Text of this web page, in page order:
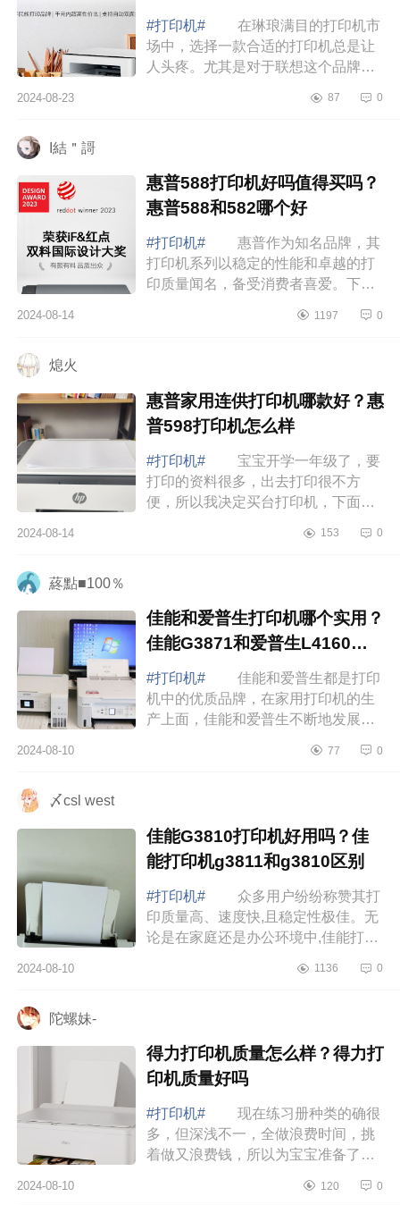
#打印机#
在琳琅满目的打印机市
场中，选择一款合适的打印机总是让
人头疼。尤其是对于联想这个品牌，
编为大家介绍下联想打印机型号有哪
2024-08-23 87 0
I結＂謌
惠普588打印机好吗值得买吗？
惠普588和582哪个好
#打印机#
惠普作为知名品牌，其
打印机系列以稳定的性能和卓越的打
印质量闻名，备受消费者喜爱。下面
吗值得买吗？惠普588和582哪个
2024-08-14 1197 0
熄火
惠普家用连供打印机哪款好？惠
普598打印机怎么样
#打印机#
宝宝开学一年级了，要
打印的资料很多，出去打印很不方
便，所以我决定买台打印机，下面小
哪款好？惠普598打印机怎么样
2024-08-14 153 0
蔠點■100％
佳能和爱普生打印机哪个实用？
佳能G3871和爱普生L4160哪
个好
#打印机#
佳能和爱普生都是打印
机中的优质品牌，在家用打印机的生
产上面，佳能和爱普生不断地发展，
介绍下佳能和爱普生打印机哪个实
2024-08-10 77 0
〆csl west
佳能G3810打印机好用吗？佳
能打印机g3811和g3810区别
#打印机#
众多用户纷纷称赞其打
印质量高、速度快,且稳定性极佳。无
论是在家庭还是办公环境中,佳能打印
带来高效、便捷的打印体验。下面小
2024-08-10 1136 0
陀螺妹-
得力打印机质量怎么样？得力打
印机质量好吗
#打印机#
现在练习册种类的确很
多，但深浅不一，全做浪费时间，挑
着做又浪费钱，所以为宝宝准备了得
力打印机质量怎么样？得力打印机质
2024-08-10 120 0